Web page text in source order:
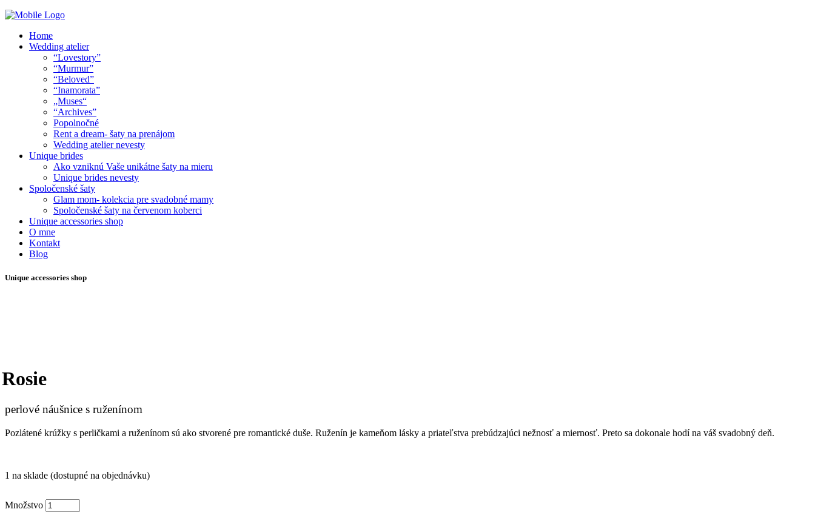
Home
Wedding atelier
“Lovestory”
“Murmur”
“Beloved”
“Inamorata”
„Muses“
“Archives”
Popolnočné
Rent a dream- šaty na prenájom
Wedding atelier nevesty
Unique brides
Ako vzniknú Vaše unikátne šaty na mieru
Unique brides nevesty
Spoločenské šaty
Glam mom- kolekcia pre svadobné mamy
Spoločenské šaty na červenom koberci
Unique accessories shop
O mne
Kontakt
Blog
Unique accessories shop
Rosie
perlové náušnice s ruženínom
Pozlátené krúžky s perličkami a ruženínom sú ako stvorené pre romantické duše. Ruženín je kameňom lásky a priateľstva prebúdzajúci nežnosť a miernosť. Preto sa dokonale hodí na váš svadobný deň.
1 na sklade (dostupné na objednávku)
Množstvo